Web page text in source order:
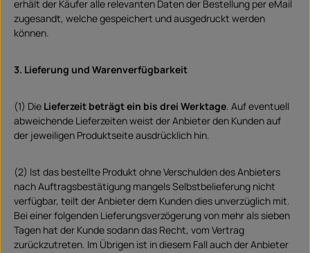
erhält der Käufer alle relevanten Daten der Bestellung per eMail
zugesandt, welche gespeichert und ausgedruckt werden
können.
3. Lieferung und Warenverfügbarkeit
(1) Die Lieferzeit beträgt ein bis drei Werktage. Auf eventuell
abweichende Lieferzeiten weist der Anbieter den Kunden auf
der jeweiligen Produktseite ausdrücklich hin.
(2) Ist das bestellte Produkt ohne Verschulden des Anbieters
nach Auftragsbestätigung mangels Selbstbelieferung nicht
verfügbar, teilt der Anbieter dem Kunden dies unverzüglich mit.
Bei einer folgenden Lieferungsverzögerung von mehr als sieben
Tagen hat der Kunde sodann das Recht, vom Vertrag
zurückzutreten. Im Übrigen ist in diesem Fall auch der Anbieter